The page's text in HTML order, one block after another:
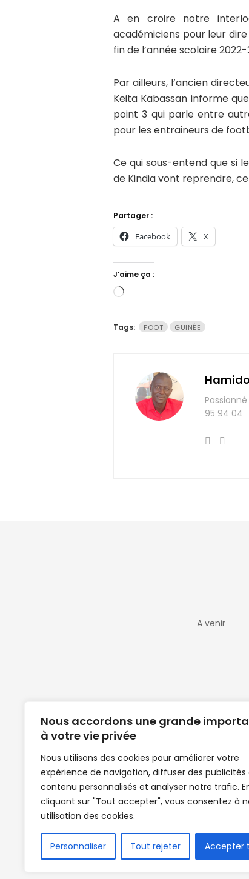
Nous accordons une grande
à votre vie privée
Nous utilisons des cookies pour améliorer votre
expérience de navigation, diffuser des publicités
contenu personnalisés et analyser notre trafic.
cliquant sur "Tout accepter", vous consentez à
utilisation des cookies.
Personnaliser Tout rejeter Accepter
A en croire notre
académiciens pour leur
fin de l’année scolaire
Par ailleurs, l’ancien
Keita Kabassan informe
point 3 qui parle entre
pour les entraineurs de
Ce qui sous-entend que si
de Kindia vont reprendre,
Partager :
Facebook X
J’aime ça :
Chargement…
Tags: FOOT GUINÉE
95 94 04
A venir
Clubs de football en Guinée |
de Guinée de football | Mercato |
News | Match en direct | But |
| Handball Guinee | Match Guinee |
de Guinée | Senegal Equipe |
en direct | Boxe | Sénégal Dakar
Africasport | Clubs de football